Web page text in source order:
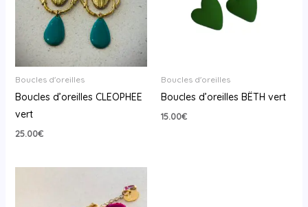
Boucles d'oreilles
Boucles d’oreilles CLEOPHEE
vert
25.00€
Boucles d'oreilles
Boucles d’oreilles BËTH vert
15.00€